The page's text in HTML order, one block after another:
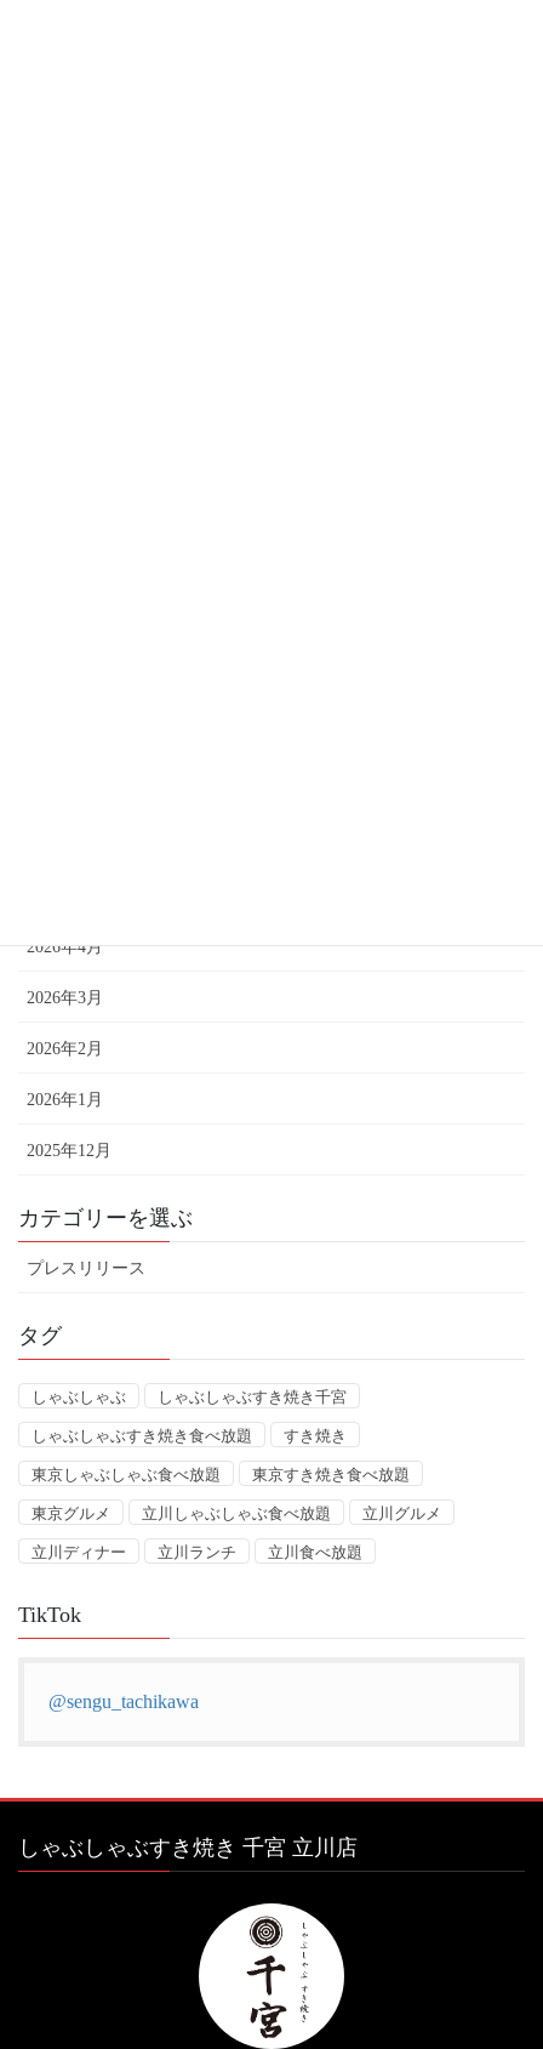
2026年4月
2026年3月
2026年2月
2026年1月
2025年12月
カテゴリーを選ぶ
プレスリリース
タグ
しゃぶしゃぶ しゃぶしゃぶすき焼き千宮
しゃぶしゃぶすき焼き食べ放題 すき焼き
東京しゃぶしゃぶ食べ放題 東京すき焼き食べ放題
東京グルメ 立川しゃぶしゃぶ食べ放題 立川グルメ
立川ディナー 立川ランチ 立川食べ放題
TikTok
@sengu_tachikawa
しゃぶしゃぶすき焼き 千宮 立川店